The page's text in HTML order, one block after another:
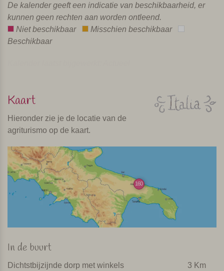
De kalender geeft een indicatie van beschikbaarheid, er
kunnen geen rechten aan worden ontleend.
Niet beschikbaar
Misschien beschikbaar
Beschikbaar
Kaart
Hieronder zie je de locatie van de
agriturismo op de kaart.
160
In de buurt
Dichtstbijzijnde dorp met winkels
3 Km